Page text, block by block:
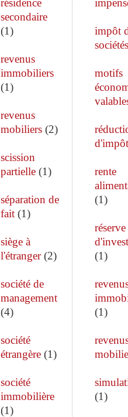
résidence
secondaire
(1)
revenus
immobiliers
(1)
revenus
mobiliers(2)
scission
partielle(1)
séparation de
fait(1)
siège à
l'étranger(2)
société de
management
(4)
société
étrangère(1)
société
immobilière
(1)
impôt
sociétés
motifs
d'impôt
rente
(1)
réserve
(1)
(1)
(1)